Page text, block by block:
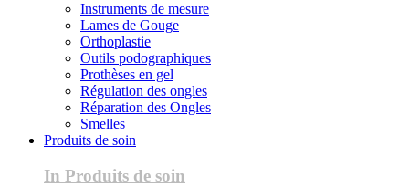
Instruments de mesure
Lames de Gouge
Orthoplastie
Outils podographiques
Prothèses en gel
Régulation des ongles
Réparation des Ongles
Smelles
Produits de soin
In Produits de soin